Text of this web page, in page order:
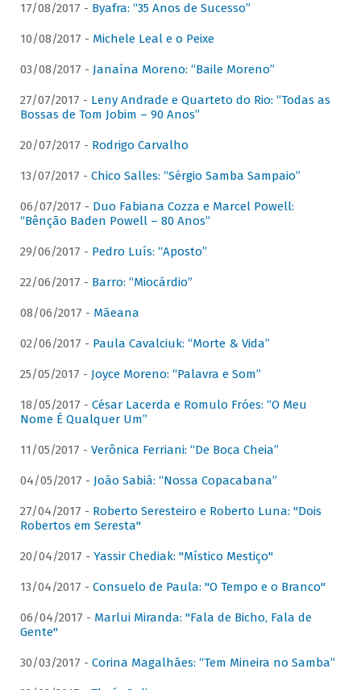
17/08/2017 - Byafra: “35 Anos de Sucesso”
10/08/2017 - Michele Leal e o Peixe
03/08/2017 - Janaína Moreno: “Baile Moreno”
27/07/2017 - Leny Andrade e Quarteto do Rio: “Todas as
Bossas de Tom Jobim – 90 Anos”
20/07/2017 - Rodrigo Carvalho
13/07/2017 - Chico Salles: “Sérgio Samba Sampaio”
06/07/2017 - Duo Fabiana Cozza e Marcel Powell:
“Bênção Baden Powell – 80 Anos”
29/06/2017 - Pedro Luís: “Aposto”
22/06/2017 - Barro: “Miocárdio”
08/06/2017 - Mãeana
02/06/2017 - Paula Cavalciuk: “Morte & Vida”
25/05/2017 - Joyce Moreno: “Palavra e Som”
18/05/2017 - César Lacerda e Romulo Fróes: “O Meu
Nome É Qualquer Um”
11/05/2017 - Verônica Ferriani: “De Boca Cheia”
04/05/2017 - João Sabiá: “Nossa Copacabana”
27/04/2017 - Roberto Seresteiro e Roberto Luna: "Dois
Robertos em Seresta"
20/04/2017 - Yassir Chediak: "Místico Mestiço"
13/04/2017 - Consuelo de Paula: "O Tempo e o Branco"
06/04/2017 - Marlui Miranda: "Fala de Bicho, Fala de
Gente"
30/03/2017 - Corina Magalhães: “Tem Mineira no Samba”